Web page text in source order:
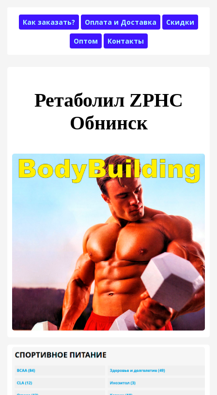
Как заказать? Оплата и Доставка Скидки
Оптом Контакты
Ретаболил ZPHC
Обнинск